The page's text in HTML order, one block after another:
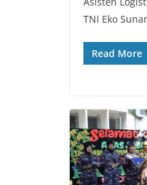
TNI Eko
Read More